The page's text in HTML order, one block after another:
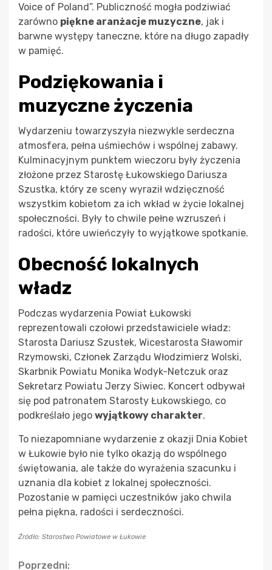
Voice of Poland”. Publiczność mogła podziwiać
zarówno piękne aranżacje muzyczne, jak i
barwne występy taneczne, które na długo zapadły
w pamięć.
Podziękowania i
muzyczne życzenia
Wydarzeniu towarzyszyła niezwykle serdeczna
atmosfera, pełna uśmiechów i wspólnej zabawy.
Kulminacyjnym punktem wieczoru były życzenia
złożone przez Starostę Łukowskiego Dariusza
Szustka, który ze sceny wyraził wdzięczność
wszystkim kobietom za ich wkład w życie lokalnej
społeczności. Były to chwile pełne wzruszeń i
radości, które uwieńczyły to wyjątkowe spotkanie.
Obecność lokalnych
władz
Podczas wydarzenia Powiat Łukowski
reprezentowali czołowi przedstawiciele władz:
Starosta Dariusz Szustek, Wicestarosta Sławomir
Rzymowski, Członek Zarządu Włodzimierz Wolski,
Skarbnik Powiatu Monika Wodyk-Netczuk oraz
Sekretarz Powiatu Jerzy Siwiec. Koncert odbywał
się pod patronatem Starosty Łukowskiego, co
podkreślało jego wyjątkowy charakter.
To niezapomniane wydarzenie z okazji Dnia Kobiet
w Łukowie było nie tylko okazją do wspólnego
świętowania, ale także do wyrażenia szacunku i
uznania dla kobiet z lokalnej społeczności.
Pozostanie w pamięci uczestników jako chwila
pełna piękna, radości i serdeczności.
Źródło: Starostwo Powiatowe w Łukowie
Poprzedni: